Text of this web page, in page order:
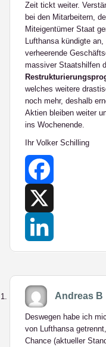
Zeit tickt weiter.
bei den Mitarbeitern,
Miteigentümer Staat
Lufthansa kündigte
verheerende
massiver Staatshilfen
welches weitere
noch mehr, deshalb
Aktien bleiben weiter
ins Wochenende.
Ihr Volker Schilling
Facebook
Andreas B
Deswegen habe ich
von Lufthansa
Chance (aktueller